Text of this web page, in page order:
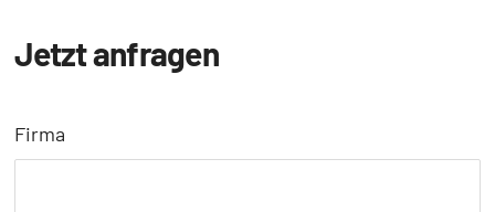
Jetzt anfragen
Firma